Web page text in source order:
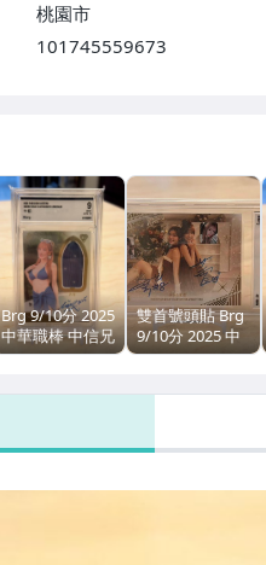
桃園市
101745559673
Brg 9/10分 2025
中華職棒 中信兄
弟 兄弟象 啦啦
Sisters 牛奶 新
雙首號頭貼 Brg
9/10分 2025 中
華職棒 中信兄弟
Passion Sisters
限量01/16